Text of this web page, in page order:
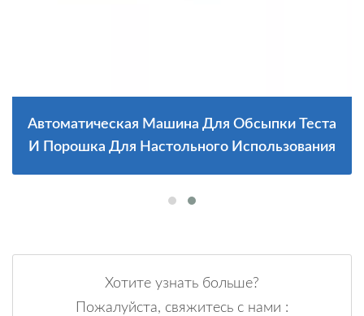
Автоматическая Машина Для Обсыпки Теста
И Порошка Для Настольного Использования
Хотите узнать больше?
Пожалуйста, свяжитесь с нами :